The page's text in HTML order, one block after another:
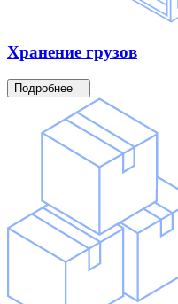
Хранение грузов
Подробнее